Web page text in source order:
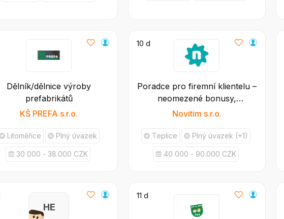
Dělník/dělnice výroby
prefabrikátů
KŠ PREFA s.r.o.
Litoměřice Plný úvazek
30 000 - 38.000 CZK
10 d
Poradce pro firemní klientelu –
neomezené bonusy,
spolupráce na IČO
Novitim s.r.o.
Teplice Plný úvazek (+1)
40 000 - 90.000 CZK
H E
11 d